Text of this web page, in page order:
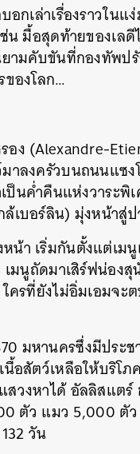
กเล่าเรื่องราวใน
น มื้อสุดท้ายของเล
ามคับขันที่กองทัพป
องโลก…
อง (Alexandre-
ลงครัวบนถนนแซง
ป็นค่ำคืนแห่งวาระ
เบอร์ลิน) มุ่งหน้าสู่ป
หน้า เริ่มกันตั้งแต่เ
มนูถัดมาเสิร์ฟน่อ
รที่ยังไม่อิ่มเอมจ
มหานครซึ่งมีประ
อสัตว์เหลือให้บริโ
สวงหาได้ อัลลิสแต
ตัว แมว 5,000 ตั
วัน